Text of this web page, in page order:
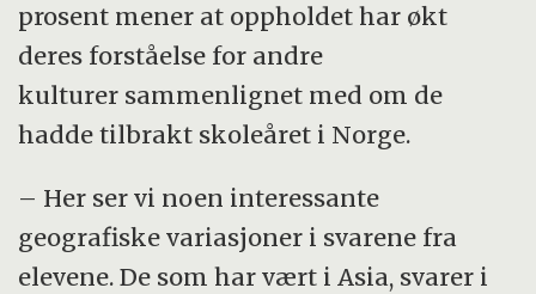
prosent mener at oppholdet har økt
deres forståelse for andre
kulturer sammenlignet med om de
hadde tilbrakt skoleåret i Norge.
– Her ser vi noen interessante
geografiske variasjoner i svarene fra
elevene. De som har vært i Asia, svarer i